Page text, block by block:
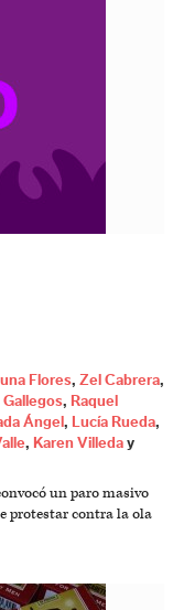
Flores, Zel Cabrera,
Gallegos, Raquel
Ángel , Lucía Rueda,
, Karen Villeda y
un paro masivo
protestar contra la ola